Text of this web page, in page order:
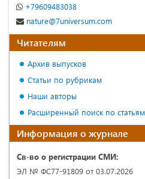
+79609483038
nature@7universum.com
Читателям
Архив выпусков
Статьи по рубрикам
Наши авторы
Расширенный поиск по статьям
Информация о журнале
Св-во о регистрации СМИ:
ЭЛ № ФС77-91809 от 03.07.2026